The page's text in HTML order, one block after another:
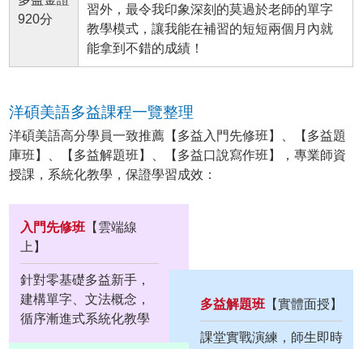
920分
習外，最令我印象深刻的莫過於老師的單字
教學模式，讓我能在補習的短短兩個月內就
能拿到不錯的成績！
洋碩美語多益課程一覽整理
洋碩美語高分學員一致推薦【多益入門先修班】、【多益題
庫班】、【多益解題班】、【多益口說寫作班】，專業師資
授課，系統化教學，保證學習成效：
入門先修班【雲端線
上】
針對零基礎多益新手，
建構單字、文法概念，
循序漸進式系統化教學
多益解題班【實體面授】
課堂實戰演練，師生即時